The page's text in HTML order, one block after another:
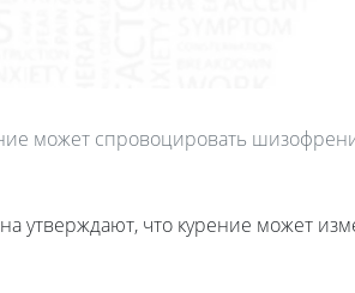
может спровоцировать
утверждают, что курение может